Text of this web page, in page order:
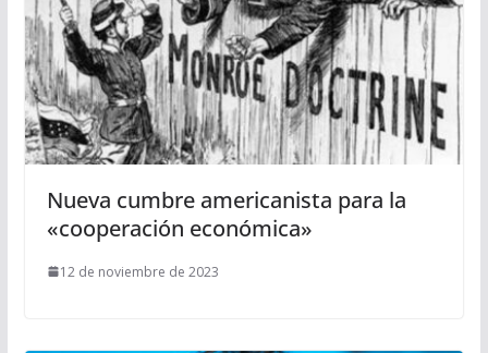
Nueva cumbre americanista para la
«cooperación económica»
12 de noviembre de 2023